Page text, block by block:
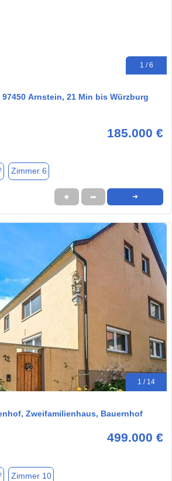
1 / 6
Arnstein, 21 Min bis Würzburg
185.000 €
Zimmer 6
★ ➦ ➜
1 / 14
Zweifamilienhaus, Bauernhof
499.000 €
Zimmer 10